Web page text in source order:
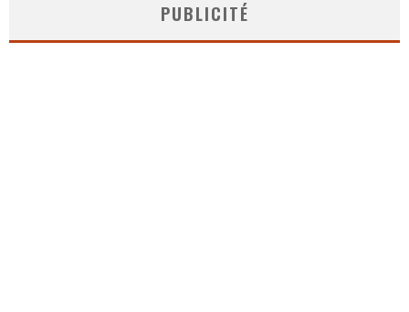
PUBLICITÉ